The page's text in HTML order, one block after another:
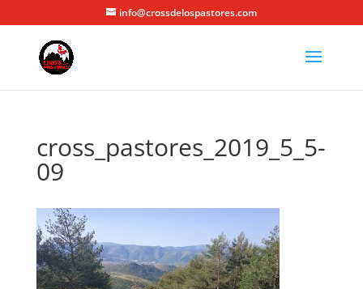
info@crossdelospastores.com
cross_pastores_2019_5_5-
09